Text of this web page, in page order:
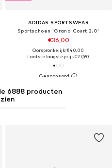
ADIDAS SPORTSWEAR
Sportschoen 'Grand Court 2.0'
€36,00
Oorspronkelijk: €40,00
Laatste laagste prijs:€27,90
6888 producten